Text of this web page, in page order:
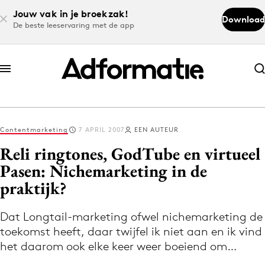
Jouw vak in je broekzak!
De beste leeservaring met de app
Download
Abonneer nu
Abonneer nu
Log in
Download de app
Volg het laatste nieuws via de Adformatie
Nieuws app
Contentmarketing 7 APRIL 2007 EEN AUTEUR
Reli ringtones, GodTube en virtueel
Pasen: Nichemarketing in de
praktijk?
Dat Longtail-marketing ofwel nichemarketing de
toekomst heeft, daar twijfel ik niet aan en ik vind
het daarom ook elke keer weer boeiend om…